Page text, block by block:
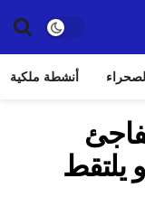
أنشطة ملكية
يلتقط